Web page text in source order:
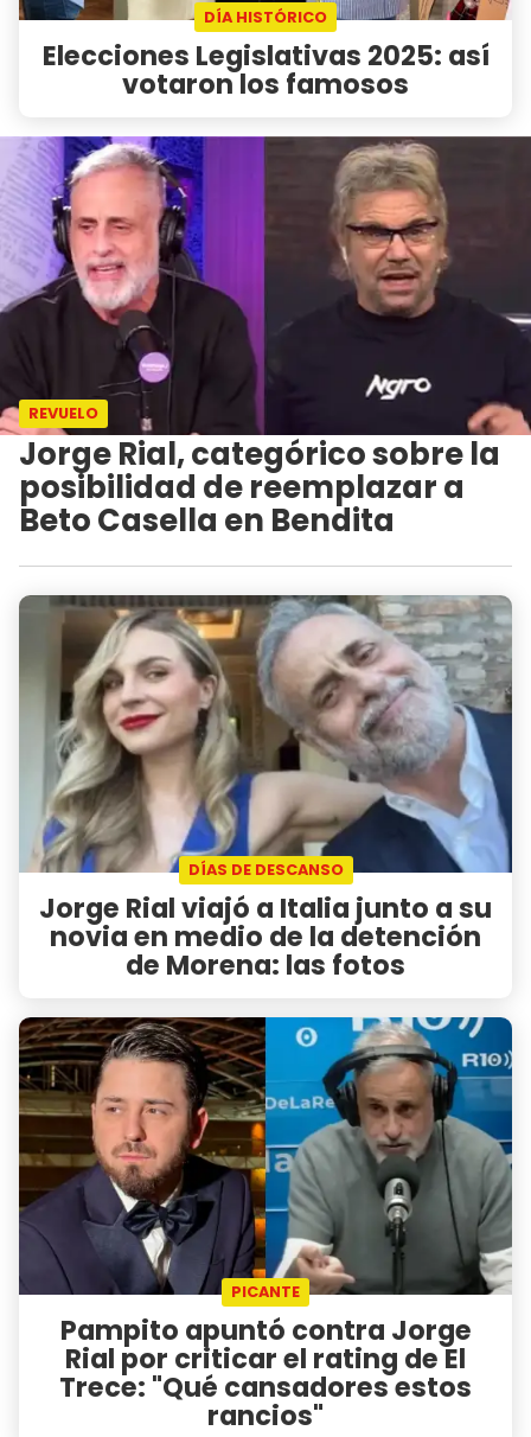
DÍA HISTÓRICO
Elecciones Legislativas 2025: así
votaron los famosos
REVUELO
Jorge Rial, categórico sobre la
posibilidad de reemplazar a
Beto Casella en Bendita
DÍAS DE DESCANSO
Jorge Rial viajó a Italia junto a su
novia en medio de la detención
de Morena: las fotos
PICANTE
Pampito apuntó contra Jorge
Rial por criticar el rating de El
Trece: "Qué cansadores estos
rancios"